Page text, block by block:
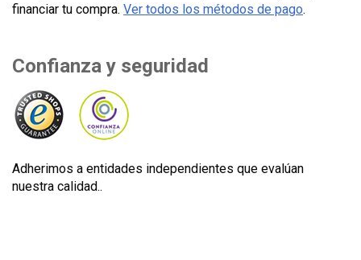
financiar tu compra. Ver todos los métodos de pago.
Confianza y seguridad
Adherimos a entidades independientes que evalúan
nuestra calidad..